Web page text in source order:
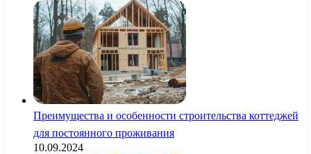
Преимущества и особенности строительства коттеджей
для постоянного проживания
10.09.2024